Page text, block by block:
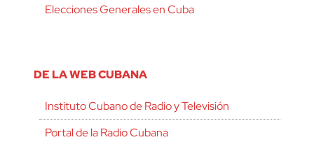
Elecciones Generales en Cuba
DE LA WEB CUBANA
Instituto Cubano de Radio y Televisión
Portal de la Radio Cubana